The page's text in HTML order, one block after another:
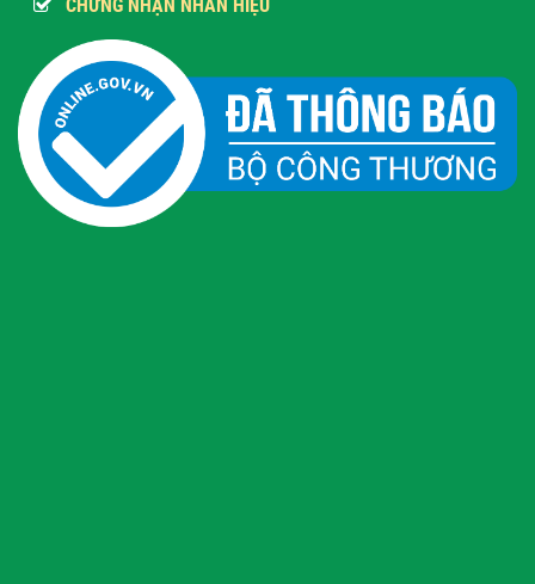
CHỨNG NHẬN NHÃN HIỆU